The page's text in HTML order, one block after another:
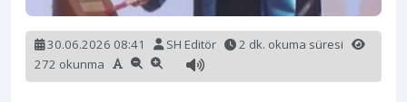
30.06.2026 08:41 SH Editör
2 dk. okuma süresi
272 okunma